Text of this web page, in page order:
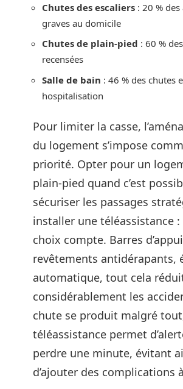
Chutes des escaliers : 20 %
graves au domicile
Chutes de plain-pied : 60 %
recensées
Salle de bain : 46 % des chutes
hospitalisation
Pour limiter la casse,
du logement s’impose
priorité. Opter pour un
plain-pied quand c’est
sécuriser les passages
installer une téléassistance :
choix compte. Barres
revêtements antidérapants,
automatique, tout cela
considérablement les
chute se produit malgré
téléassistance permet
perdre une minute, évitant
d’ajouter des complications